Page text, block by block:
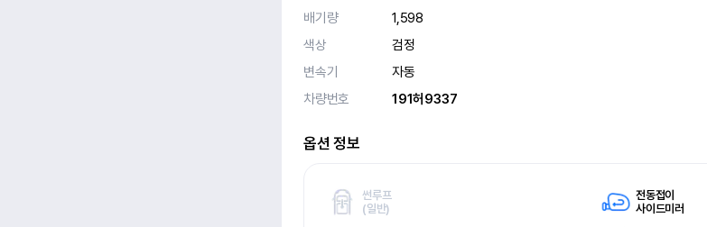
배기량
1,598
색상
검정
변속기
자동
차량번호
191허9337
옵션 정보
썬루프
(일반)
전동접이
사이드미러